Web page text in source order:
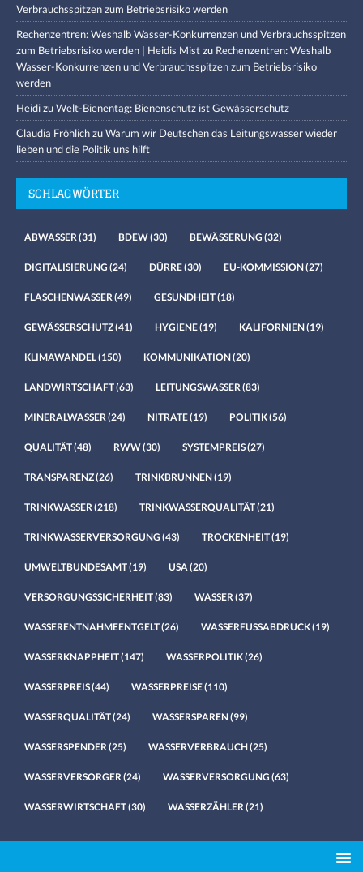
Verbrauchsspitzen zum Betriebsrisiko werden
Rechenzentren: Weshalb Wasser-Konkurrenzen und Verbrauchsspitzen
zum Betriebsrisiko werden | Heidis Mistzu Rechenzentren: Weshalb
Wasser-Konkurrenzen und Verbrauchsspitzen zum Betriebsrisiko
werden
HeidizuWelt-Bienentag: Bienenschutz ist Gewässerschutz
Claudia FröhlichzuWarum wir Deutschen das Leitungswasser wieder
lieben und die Politik uns hilft
SCHLAGWÖRTER
ABWASSER (31) BDEW(30) BEWÄSSERUNG (32)
DIGITALISIERUNG (24) DÜRRE(30) EU-KOMMISSION(27)
FLASCHENWASSER (49) GESUNDHEIT(18)
GEWÄSSERSCHUTZ(41) HYGIENE(19) KALIFORNIEN(19)
KLIMAWANDEL(150) KOMMUNIKATION(20)
LANDWIRTSCHAFT(63) LEITUNGSWASSER (83)
MINERALWASSER (24) NITRATE(19) POLITIK(56)
QUALITÄT(48) RWW(30) SYSTEMPREIS(27)
TRANSPARENZ(26) TRINKBRUNNEN(19)
TRINKWASSER (218) TRINKWASSERQUALITÄT(21)
TRINKWASSERVERSORGUNG (43) TROCKENHEIT(19)
UMWELTBUNDESAMT(19) USA (20)
VERSORGUNGSSICHERHEIT(83) WASSER (37)
WASSERENTNAHMEENTGELT(26) WASSERFUSSABDRUCK(19)
WASSERKNAPPHEIT(147) WASSERPOLITIK(26)
WASSERPREIS(44) WASSERPREISE(110)
WASSERQUALITÄT(24) WASSERSPAREN(99)
WASSERSPENDER (25) WASSERVERBRAUCH(25)
WASSERVERSORGER (24) WASSERVERSORGUNG (63)
WASSERWIRTSCHAFT(30) WASSERZÄHLER (21)